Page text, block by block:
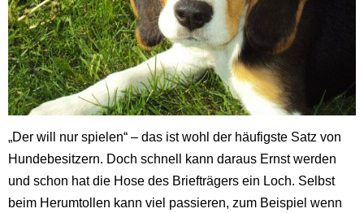
„Der will nur spielen“ – das ist wohl der häufigste Satz von
Hundebesitzern. Doch schnell kann daraus Ernst werden
und schon hat die Hose des Briefträgers ein Loch. Selbst
beim Herumtollen kann viel passieren, zum Beispiel wenn